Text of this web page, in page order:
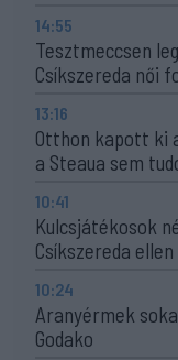
14:55
Tesztmeccsen
Csíkszereda női
13:16
Otthon kapott ki
a Steaua sem
10:41
Kulcsjátékosok
Csíkszereda ellen
10:24
Aranyérmek
Godako